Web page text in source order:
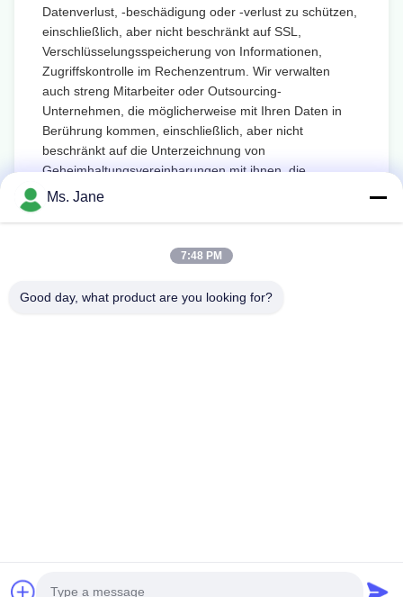
Datenverlust, -beschädigung oder -verlust zu schützen,
einschließlich, aber nicht beschränkt auf SSL,
Verschlüsselungsspeicherung von Informationen,
Zugriffskontrolle im Rechenzentrum. Wir verwalten
auch streng Mitarbeiter oder Outsourcing-
Unternehmen, die möglicherweise mit Ihren Daten in
Berührung kommen, einschließlich, aber nicht
beschränkt auf die Unterzeichnung von
Geheimhaltungsvereinbarungen mit ihnen, die
Durchführung unterschiedlicher Zugriffskontrollen je
Minderjährigenschutz
von Minderjährigen. Wenn Sie minderjährig sind,
Ms. Jane
7:48 PM
Good day, what product are you looking for?